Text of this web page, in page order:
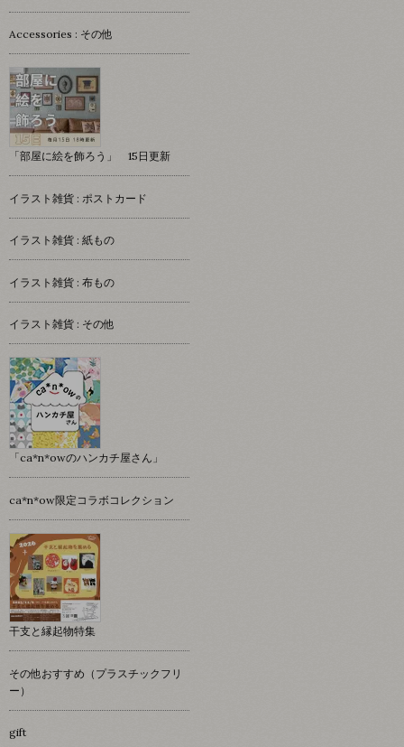
Accessories : その他
「部屋に絵を飾ろう」 15日更新
イラスト雑貨 : ポストカード
イラスト雑貨 : 紙もの
イラスト雑貨 : 布もの
イラスト雑貨 : その他
「ca*n*owのハンカチ屋さん」
ca*n*ow限定コラボコレクション
干支と縁起物特集
その他おすすめ（プラスチックフリ
ー）
gift